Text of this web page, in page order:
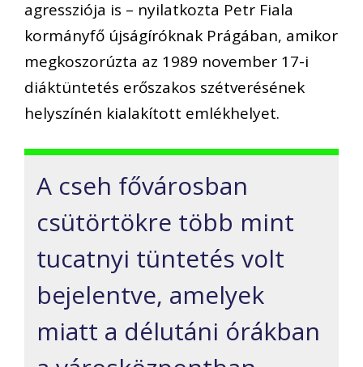
agressziója is – nyilatkozta Petr Fiala
kormányfő újságíróknak Prágában, amikor
megkoszorúzta az 1989 november 17-i
diáktüntetés erőszakos szétverésének
helyszínén kialakított emlékhelyet.
A cseh fővárosban
csütörtökre több mint
tucatnyi tüntetés volt
bejelentve, amelyek
miatt a délutáni órákban